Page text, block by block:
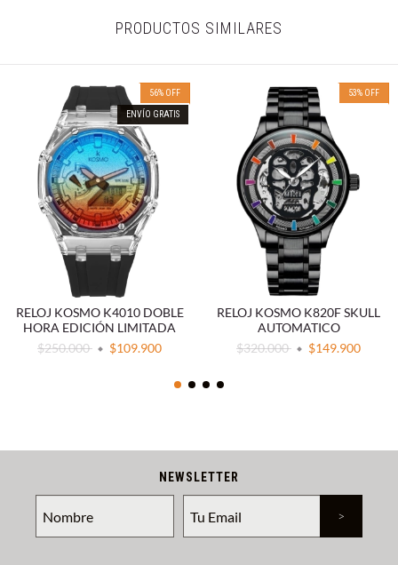
PRODUCTOS SIMILARES
56% OFF
ENVÍO GRATIS
RELOJ KOSMO K4010 DOBLE
HORA EDICIÓN LIMITADA
$250.000
$109.900
53% OFF
RELOJ KOSMO K820F SKULL
AUTOMATICO
$320.000
$149.900
NEWSLETTER